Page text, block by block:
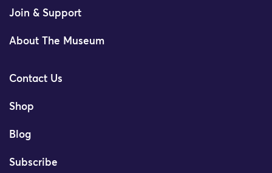
Join & Support
About The Museum
Contact Us
Shop
Blog
Subscribe